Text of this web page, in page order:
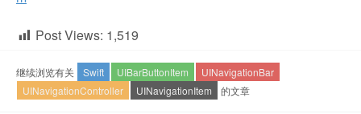
Post Views: 1,519
继续浏览有关 Swift UIBarButtonItem
UINavigationBar
UINavigationController
UINavigationItem 的文章